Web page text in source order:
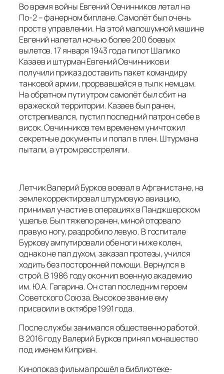
Во время войны Евгений Овчинников летал на
По-2 – фанерном биплане. Самолёт был очень
прост в управлении. На этой малошумной машине
Евгений налетал ночью более 200 боевых
вылетов. 17 января 1943 года пилот Шалико
Казаев и штурман Евгений Овчинников и
получили приказ доставить пакет командиру
танковой армии, прорвавшейся в тыл к немцам.
На обратном пути утром самолёт был сбит на
вражеской территории. Казаев был ранен,
отстреливался, пустил последний патрон себе в
висок. Овчинников тем временем уничтожил
секретные документы и попал в плен. Штурмана
пытали, а утром расстреляли.
Летчик Валерий Бурков воевал в Афганистане, на
земле корректировал штурмовую авиацию,
принимал участие в операциях в Панджшерском
ущелье. Был тяжело ранен, миной оторвало
правую ногу, раздробило левую. В госпитале
Буркову ампутировали обе ноги ниже колен,
однако не пал духом, заказал протезы, учился
ходить без посторонней помощи. Вернулся в
строй. В 1986 году окончил военную академию
им. Ю.А. Гагарина. Он стал последним героем
Советского Союза. Высокое звание ему
присвоили в октябре 1991 года.
После службы занимался общественно работой.
В 2016 году Валерий Бурков принял монашество
под именем Киприан.
Кинопоказ фильма прошёл в библиотеке-